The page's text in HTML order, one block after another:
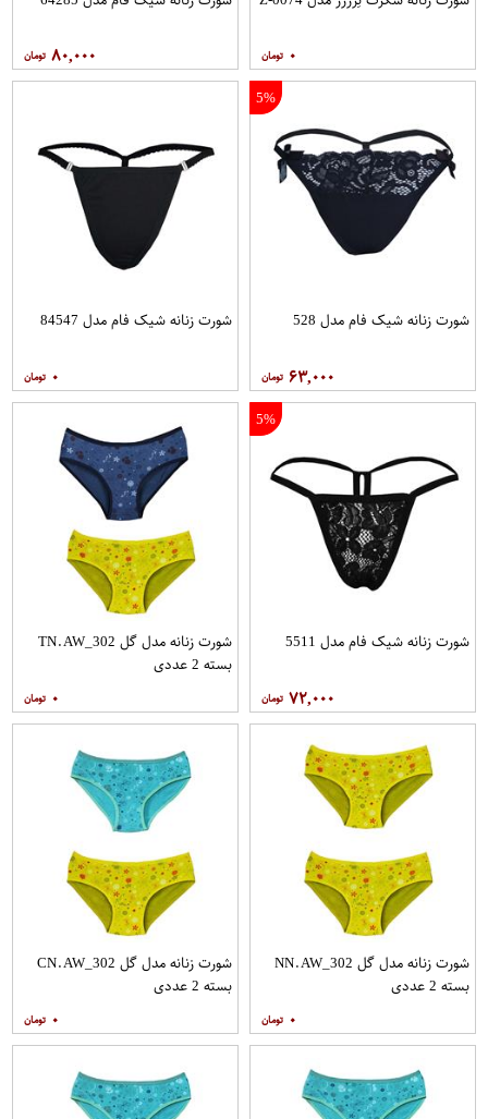
۰ ۸۰,۰۰۰
5%
شورت زنانه شیک فام مدل 528
۶۳,۰۰۰
شورت زنانه شیک فام مدل 84547
۰
5%
شورت زنانه شیک فام مدل 5511
۷۲,۰۰۰
شورت زنانه مدل گل TN.AW_302
بسته 2 عددی
۰
شورت زنانه مدل گل NN.AW_302
بسته 2 عددی
۰
شورت زنانه مدل گل CN.AW_302
بسته 2 عددی
۰